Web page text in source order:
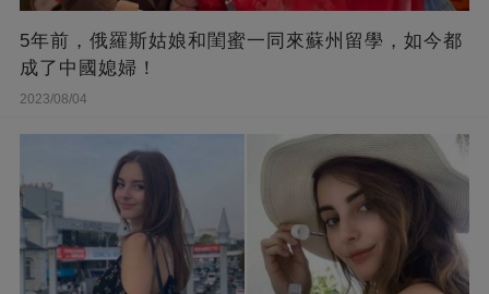
5年前，俄羅斯姑娘和閨蜜一同來蘇州留學，如今都
成了中國媳婦！
2023/08/04